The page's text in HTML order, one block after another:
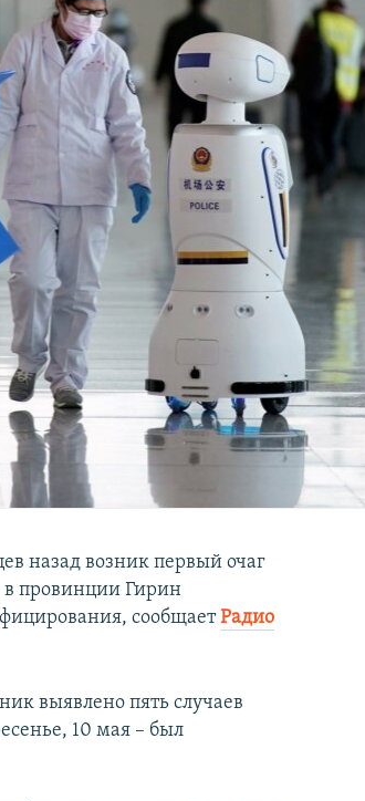
назад возник первый очаг
в провинции Гирин
сообщаетРадио
выявлено пять случаев
10 мая – был